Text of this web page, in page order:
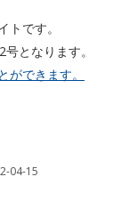
です。
となります。
できます。
04-15